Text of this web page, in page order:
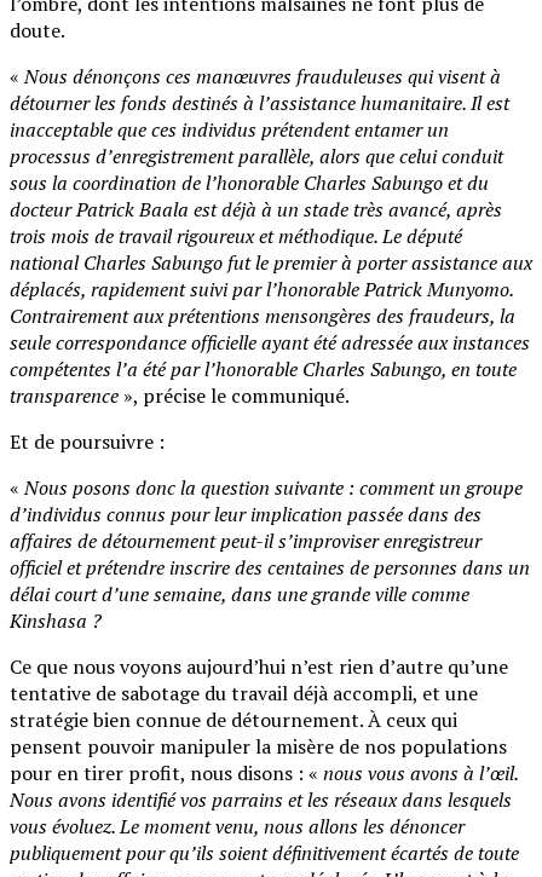
doute.
«Nous dénonçons ces manœuvres frauduleuses qui visent à
détourner les fonds destinés à l’assistance humanitaire. Il est
inacceptable que ces individus prétendent entamer un
processus d’enregistrement parallèle, alors que celui conduit
sous la coordination de l’honorable Charles Sabungo et du
docteur Patrick Baala est déjà à un stade très avancé, après
trois mois de travail rigoureux et méthodique. Le député
national Charles Sabungo fut le premier à porter assistance aux
déplacés, rapidement suivi par l’honorable Patrick Munyomo.
Contrairement aux prétentions mensongères des fraudeurs, la
seule correspondance officielle ayant été adressée aux instances
compétentes l’a été par l’honorable Charles Sabungo, en toute
transparence », précise le communiqué.
Et de poursuivre :
«Nous posons donc la question suivante : comment un groupe
d’individus connus pour leur implication passée dans des
affaires de détournement peut-il s’improviser enregistreur
officiel et prétendre inscrire des centaines de personnes dans un
délai court d’une semaine, dans une grande ville comme
Kinshasa ?
Ce que nous voyons aujourd’hui n’est rien d’autre qu’une
tentative de sabotage du travail déjà accompli, et une
stratégie bien connue de détournement. À ceux qui
pensent pouvoir manipuler la misère de nos populations
pour en tirer profit, nous disons : « nous vous avons à l’œil.
Nous avons identifié vos parrains et les réseaux dans lesquels
vous évoluez. Le moment venu, nous allons les dénoncer
publiquement pour qu’ils soient définitivement écartés de toute